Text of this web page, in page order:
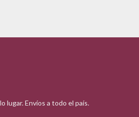
lugar. Envíos a todo el país.